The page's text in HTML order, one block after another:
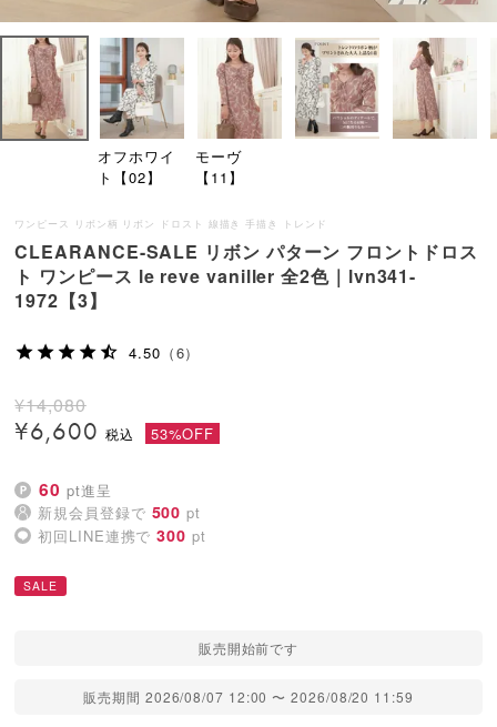
オフホワイ
ト【02】
モーヴ
【11】
ワンピース リボン柄 リボン ドロスト 線描き 手描き トレンド
CLEARANCE-SALE リボン パターン フロントドロス
ト ワンピース le reve vaniller 全2色｜lvn341-
1972【3】
4.50 （6）
¥14,080
¥6,600 53%OFF
60 pt進呈
新規会員登録で 500 pt
初回LINE連携で 300 pt
SALE
販売開始前です
販売期間 2026/08/07 12:00 〜 2026/08/20 11:59